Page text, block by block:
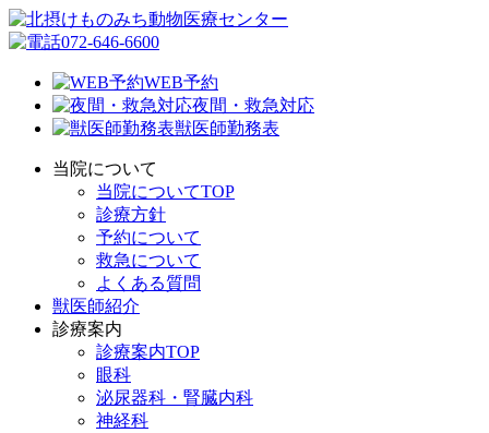
072-646-6600
WEB予約
夜間・救急対応
獣医師勤務表
当院について
当院についてTOP
診療方針
予約について
救急について
よくある質問
獣医師紹介
診療案内
診療案内TOP
眼科
泌尿器科・腎臓内科
神経科